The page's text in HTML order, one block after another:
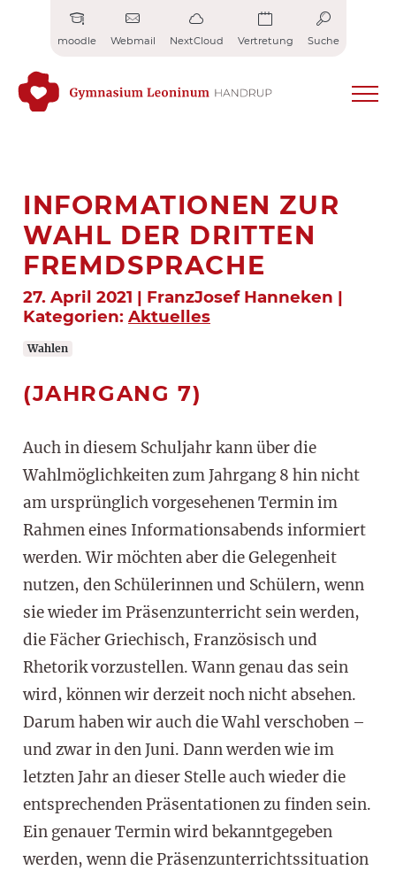
moodle Webmail NextCloud Vertretung Suche
INFORMATIONEN ZUR
WAHL DER DRITTEN
FREMDSPRACHE
27. April 2021 | FranzJosef Hanneken |
Kategorien: Aktuelles
Wahlen
(JAHRGANG 7)
Auch in diesem Schuljahr kann über die
Wahlmöglichkeiten zum Jahrgang 8 hin nicht
am ursprünglich vorgesehenen Termin im
Rahmen eines Informationsabends informiert
werden. Wir möchten aber die Gelegenheit
nutzen, den Schülerinnen und Schülern, wenn
sie wieder im Präsenzunterricht sein werden,
die Fächer Griechisch, Französisch und
Rhetorik vorzustellen. Wann genau das sein
wird, können wir derzeit noch nicht absehen.
Darum haben wir auch die Wahl verschoben –
und zwar in den Juni. Dann werden wie im
letzten Jahr an dieser Stelle auch wieder die
entsprechenden Präsentationen zu finden sein.
Ein genauer Termin wird bekanntgegeben
werden, wenn die Präsenzunterrichtssituation